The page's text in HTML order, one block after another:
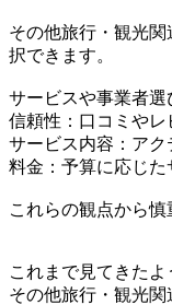
その他旅行・観光
択できます。
サービスや事業者選
信頼性：口コミや
サービス内容：ア
料金：予算に応じ
これらの観点から
これまで見てきた
その他旅行・観光関